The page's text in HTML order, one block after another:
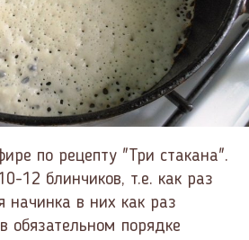
по рецепту "Три стакана".
12 блинчиков, т.е. как раз
начинка в них как раз
обязательном порядке